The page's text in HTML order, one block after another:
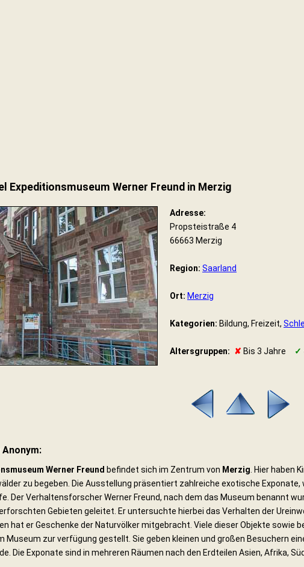
Expeditionsmuseum Werner Freund in Merzig
Adresse:
Propsteistraße 4
66663 Merzig
Region: Saarland
Ort: Merzig
Kategorien: Bildung, Freizeit,
Altersgruppen: ✘ Bis 3 Jahre ✓
Anonym:
Werner Freund befindet sich im Zentrum von Merzig . Hier haben
zu begeben. Die Ausstellung präsentiert zahlreiche exotische
Der Verhaltensforscher Werner Freund, nach dem das Museum benannt
Gebieten geleitet. Er untersuchte hierbei das Verhalten der
hat er Geschenke der Naturvölker mitgebracht. Viele dieser Objekte sowie
Museum zur verfügung gestellt. Sie geben kleinen und großen Besuchern
Die Exponate sind in mehreren Räumen nach den Erdteilen Asien, Afrika,